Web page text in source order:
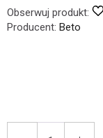
Obserwuj produkt:
Producent: Beto